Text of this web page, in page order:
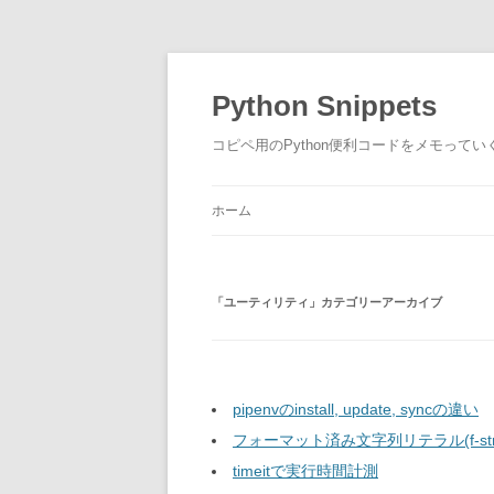
ン
ツ
ス
Python Snippets
コピペ用のPython便利コードをメモってい
ホーム
「ユーティリティ 」カテゴリーアーカイブ
pipenvのinstall, update, syncの違い
フォーマット済み文字列リテラル(f-
timeitで実行時間計測